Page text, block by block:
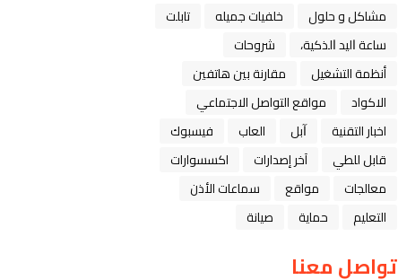
مشاكل و حلول
خلفيات جميله
تابلت
ﺳﺎﻋﺔ ﺍﻟﻴﺪ ﺍﻟﺬﻛﻴﺔ،
شروحات
أنظمة التشغيل
مقارنة بين هاتفين
الاكواد
مواقع التواصل الاجتماعي
اخبار التقنية
ﺁﺑﻞ العاب
فيسبوك
قابل للطي
آخر إصدارات
اكسسوارات
معالجات
مواقع
سماعات الأذن
التعليم
حماية صيانة
تواصل معنا